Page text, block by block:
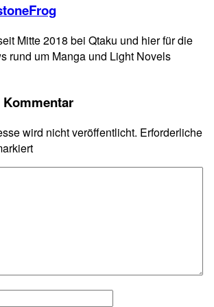
Mitte 2018 bei Qtaku und hier für die
rund um Manga und Light Novels
wird nicht veröffentlicht. Erforderliche